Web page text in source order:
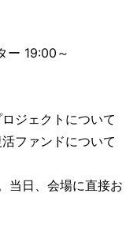
ー 19:00～
ジェクトについて
ファンドについて
当日、会場に直接お